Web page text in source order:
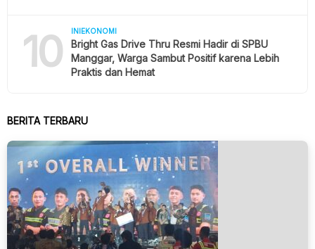
10 INIEKONOMI
Bright Gas Drive Thru Resmi Hadir di SPBU
Manggar, Warga Sambut Positif karena Lebih
Praktis dan Hemat
BERITA TERBARU